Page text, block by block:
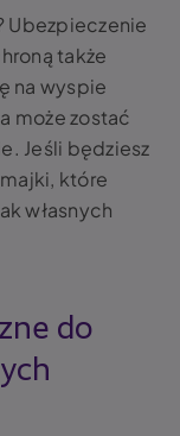
Ubezpieczenie
także
na wyspie
może zostać
Jeśli będziesz
które
własnych
do